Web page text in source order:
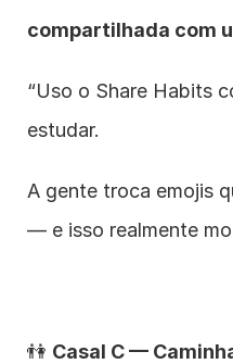
compartilhada com
“Uso o Share Habits
estudar.
A gente troca emojis
— e isso realmente
👫 Casal C —